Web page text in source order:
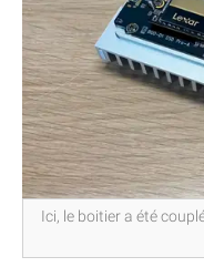
Ici, le boitier a été